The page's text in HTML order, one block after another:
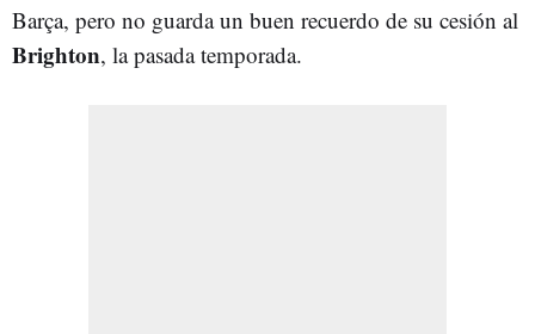
Barça, pero no guarda un buen recuerdo de su cesión al
Brighton, la pasada temporada.